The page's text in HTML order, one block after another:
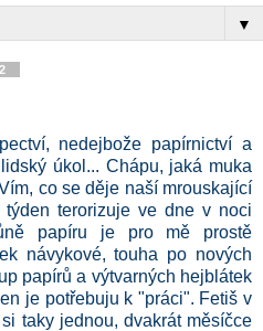
▼
nedejbože papírnictví a
úkol... Chápu, jaká muka
co se děje naší mrouskající
terorizuje ve dne v noci
papíru je pro mě prostě
návykové, touha po nových
papírů a výtvarných hejblátek
je potřebuju k "práci". Fetiš v
taky jednou, dvakrát měsíčce